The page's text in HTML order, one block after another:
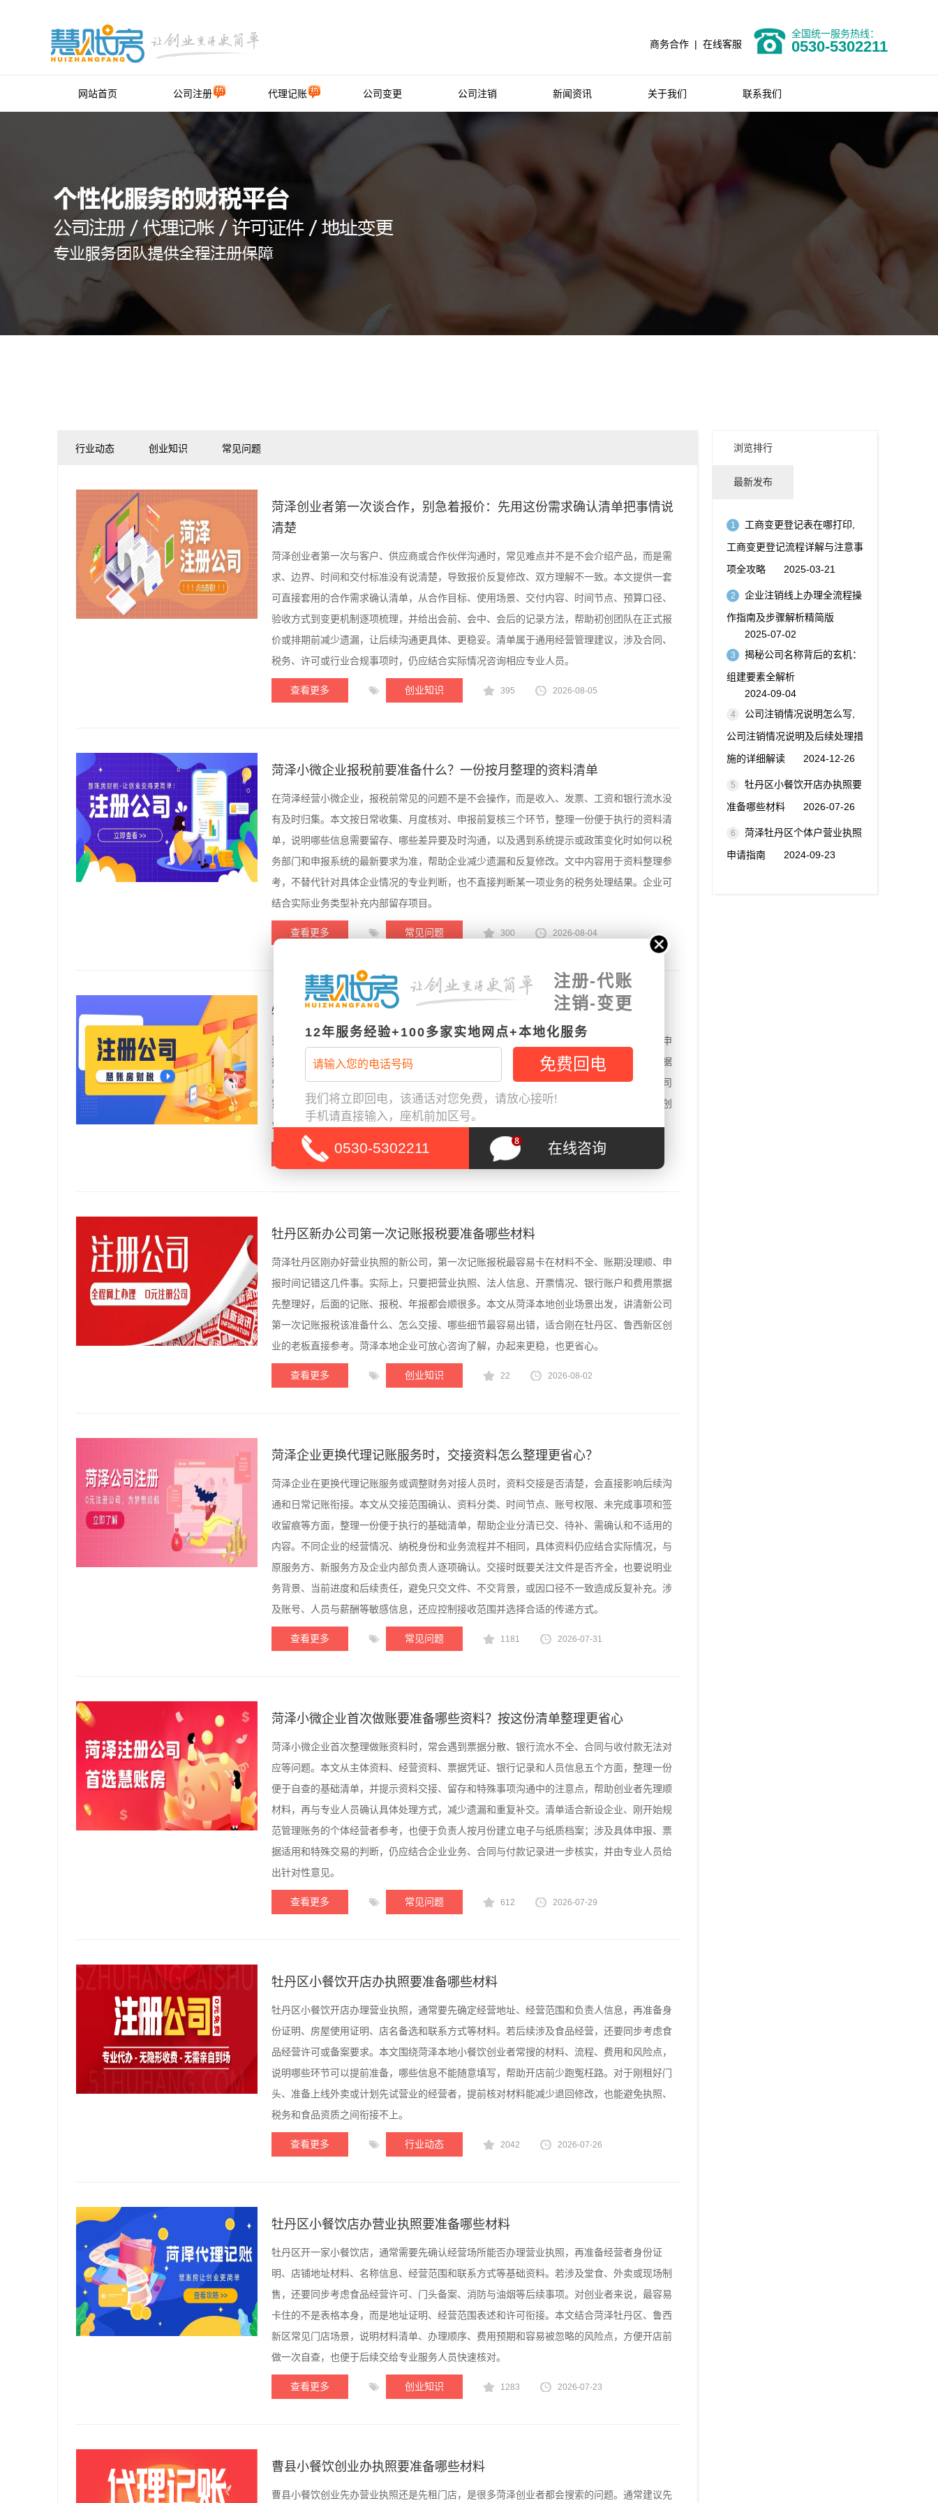
商务合作 | 在线客服
全国统一服务热线：
0530-5302211
网站首页 公司注册 代理记账 公司变更 公司注销 新闻资讯 关于我们 联系我们
行业动态 创业知识 常见问题
菏泽创业者第一次谈合作，别急着报价：先用这份需求确认清单把事情说
清楚
菏泽创业者第一次与客户、供应商或合作伙伴沟通时，常见难点并不是不会介绍产品，而是需
求、边界、时间和交付标准没有说清楚，导致报价反复修改、双方理解不一致。本文提供一套
可直接套用的合作需求确认清单，从合作目标、使用场景、交付内容、时间节点、预算口径、
验收方式到变更机制逐项梳理，并给出会前、会中、会后的记录方法，帮助初创团队在正式报
价或排期前减少遗漏，让后续沟通更具体、更稳妥。清单属于通用经营管理建议，涉及合同、
税务、许可或行业合规事项时，仍应结合实际情况咨询相应专业人员。
查看更多 创业知识 395 2026-08-05
菏泽小微企业报税前要准备什么？一份按月整理的资料清单
在菏泽经营小微企业，报税前常见的问题不是不会操作，而是收入、发票、工资和银行流水没
有及时归集。本文按日常收集、月度核对、申报前复核三个环节，整理一份便于执行的资料清
单，说明哪些信息需要留存、哪些差异要及时沟通，以及遇到系统提示或政策变化时如何以税
务部门和申报系统的最新要求为准，帮助企业减少遗漏和反复修改。文中内容用于资料整理参
考，不替代针对具体企业情况的专业判断，也不直接判断某一项业务的税务处理结果。企业可
结合实际业务类型补充内部留存项目。
查看更多 常见问题 300 2026-08-04
牡丹区新办公司第一次记账报税要准备哪些材料——真实案例分享
菏泽牡丹区刚办好营业执照的新公司，第一次记账报税最容易卡在材料不全、账期没理顺、申
报时间记错这几件事。实际上，只要把营业执照、法人信息、开票情况、银行账户和费用票据
先整理好，后面的记账、报税、年报都会顺很多。本文从菏泽本地创业场景出发，讲清新公司
第一次记账报税该准备什么、怎么交接、哪些细节最容易出错，适合刚在牡丹区、鲁西新区创
业的老板直接参考。菏泽本地企业可放心咨询了解，办起来更稳，也更省心。
查看更多 创业知识 2026-08-02
牡丹区新办公司第一次记账报税要准备哪些材料
菏泽牡丹区刚办好营业执照的新公司，第一次记账报税最容易卡在材料不全、账期没理顺、申
报时间记错这几件事。实际上，只要把营业执照、法人信息、开票情况、银行账户和费用票据
先整理好，后面的记账、报税、年报都会顺很多。本文从菏泽本地创业场景出发，讲清新公司
第一次记账报税该准备什么、怎么交接、哪些细节最容易出错，适合刚在牡丹区、鲁西新区创
业的老板直接参考。菏泽本地企业可放心咨询了解，办起来更稳，也更省心。
查看更多 创业知识 22 2026-08-02
菏泽企业更换代理记账服务时，交接资料怎么整理更省心？
菏泽企业在更换代理记账服务或调整财务对接人员时，资料交接是否清楚，会直接影响后续沟
通和日常记账衔接。本文从交接范围确认、资料分类、时间节点、账号权限、未完成事项和签
收留痕等方面，整理一份便于执行的基础清单，帮助企业分清已交、待补、需确认和不适用的
内容。不同企业的经营情况、纳税身份和业务流程并不相同，具体资料仍应结合实际情况，与
原服务方、新服务方及企业内部负责人逐项确认。交接时既要关注文件是否齐全，也要说明业
务背景、当前进度和后续责任，避免只交文件、不交背景，或因口径不一致造成反复补充。涉
及账号、人员与薪酬等敏感信息，还应控制接收范围并选择合适的传递方式。
查看更多 常见问题 1181 2026-07-31
菏泽小微企业首次做账要准备哪些资料？按这份清单整理更省心
菏泽小微企业首次整理做账资料时，常会遇到票据分散、银行流水不全、合同与收付款无法对
应等问题。本文从主体资料、经营资料、票据凭证、银行记录和人员信息五个方面，整理一份
便于自查的基础清单，并提示资料交接、留存和特殊事项沟通中的注意点，帮助创业者先理顺
材料，再与专业人员确认具体处理方式，减少遗漏和重复补交。清单适合新设企业、刚开始规
范管理账务的个体经营者参考，也便于负责人按月份建立电子与纸质档案；涉及具体申报、票
据适用和特殊交易的判断，仍应结合企业业务、合同与付款记录进一步核实，并由专业人员给
出针对性意见。
查看更多 常见问题 612 2026-07-29
牡丹区小餐饮开店办执照要准备哪些材料
牡丹区小餐饮开店办理营业执照，通常要先确定经营地址、经营范围和负责人信息，再准备身
份证明、房屋使用证明、店名备选和联系方式等材料。若后续涉及食品经营，还要同步考虑食
品经营许可或备案要求。本文围绕菏泽本地小餐饮创业者常搜的材料、流程、费用和风险点，
说明哪些环节可以提前准备，哪些信息不能随意填写，帮助开店前少跑冤枉路。对于刚租好门
头、准备上线外卖或计划先试营业的经营者，提前核对材料能减少退回修改，也能避免执照、
税务和食品资质之间衔接不上。
查看更多 行业动态 2042 2026-07-26
牡丹区小餐饮店办营业执照要准备哪些材料
牡丹区开一家小餐饮店，通常需要先确认经营场所能否办理营业执照，再准备经营者身份证
明、店铺地址材料、名称信息、经营范围和联系方式等基础资料。若涉及堂食、外卖或现场制
售，还要同步考虑食品经营许可、门头备案、消防与油烟等后续事项。对创业者来说，最容易
卡住的不是表格本身，而是地址证明、经营范围表述和许可衔接。本文结合菏泽牡丹区、鲁西
新区常见门店场景，说明材料清单、办理顺序、费用预期和容易被忽略的风险点，方便开店前
做一次自查，也便于后续交给专业服务人员快速核对。
查看更多 创业知识 1283 2026-07-23
曹县小餐饮创业办执照要准备哪些材料
曹县小餐饮创业先办营业执照还是先租门店，是很多菏泽创业者都会搜索的问题。通常建议先
浏览排行
最新发布
1
工商变更登记表在哪打印,
工商变更登记流程详解与注意事
项全攻略
2025-03-21
2
企业注销线上办理全流程操
作指南及步骤解析精简版
2025-07-02
3
揭秘公司名称背后的玄机：
组建要素全解析
2024-09-04
4
公司注销情况说明怎么写,
公司注销情况说明及后续处理措
施的详细解读
2024-12-26
5
牡丹区小餐饮开店办执照要
准备哪些材料
2026-07-26
6
菏泽牡丹区个体户营业执照
申请指南
2024-09-23
注册-代账
注销-变更
12年服务经验+100多家实地网点+本地化服务
我们将立即回电，该通话对您免费，请放心接听!
手机请直接输入，座机前加区号。
0530-5302211 在线咨询